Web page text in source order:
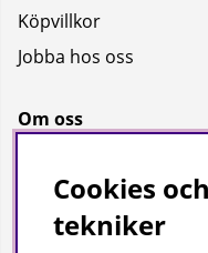
Köpvillkor
Jobba hos oss
Om oss
Bransch
Kataloger
Cookies
tekniker